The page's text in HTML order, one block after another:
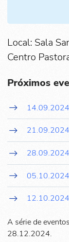
Local: Sala
Centro
Próximos
14.09.2024
21.09.2024
28.09.2024
05.10.2024
12.10.2024
A série de
28.12.2024.